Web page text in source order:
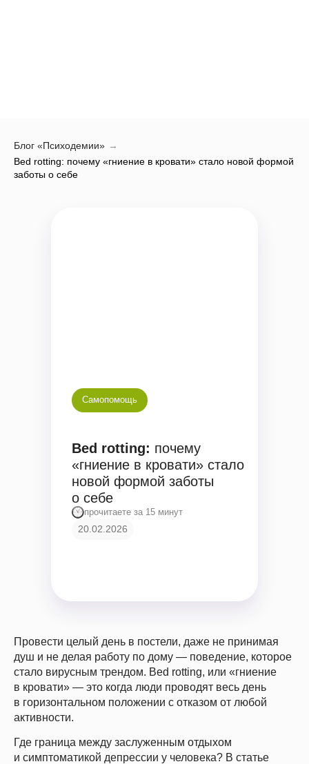
Блог «Психодемии» →
Bed rotting: почему «гниение в кровати» стало новой формой
заботы о себе
Bed rotting: почему
«гниение в кровати» стало
новой формой заботы
о себе
прочитаете за 15 минут
20.02.2026
Самопомощь
Провести целый день в постели, даже не принимая
душ и не делая работу по дому — поведение, которое
стало вирусным трендом. Bed rotting, или «гниение
в кровати» — это когда люди проводят весь день
в горизонтальном положении с отказом от любой
активности.
Где граница между заслуженным отдыхом
и симптоматикой депрессии у человека? В статье